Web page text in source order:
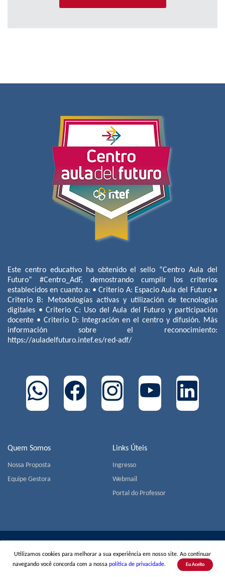
Quem Somos
Nossa Proposta
Equipe Gestora
Links Úteis
Ingresso
Webmail
Portal do Professor
Este centro educativo ha obtenido el sello “Centro Aula del
Futuro” #Centro_AdF, demostrando cumplir los criterios
establecidos en cuanto a: • Criterio A: Espacio Aula del Futuro •
Criterio B: Metodologías activas y utilización de tecnologías
digitales • Criterio C: Uso del Aula del Futuro y participación
docente • Criterio D: Integración en el centro y difusión. Más
información sobre el reconocimiento:
https://auladelfuturo.intef.es/red-adf/
905 - Morumbi - CEP 05618-001 - São Paulo | Tel.:+55(11)
3779-1800
Utilizamos cookies para melhorar a sua experiência em nosso site. Ao continuar
navegando você concorda com a nossa política de privacidade. Eu Aceito